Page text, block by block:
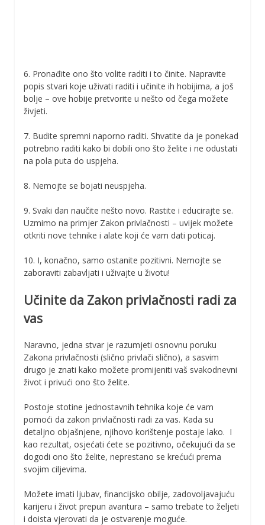
6. Pronađite ono što volite raditi i to činite. Napravite
popis stvari koje uživati raditi i učinite ih hobijima, a još
bolje – ove hobije pretvorite u nešto od čega možete
živjeti.
7. Budite spremni naporno raditi. Shvatite da je ponekad
potrebno raditi kako bi dobili ono što želite i ne odustati
na pola puta do uspjeha.
8. Nemojte se bojati neuspjeha.
9. Svaki dan naučite nešto novo. Rastite i educirajte se.
Uzmimo na primjer Zakon privlačnosti – uvijek možete
otkriti nove tehnike i alate koji će vam dati poticaj.
10. I, konačno, samo ostanite pozitivni. Nemojte se
zaboraviti zabavljati i uživajte u životu!
Učinite da Zakon privlačnosti radi za
vas
Naravno, jedna stvar je razumjeti osnovnu poruku
Zakona privlačnosti (slično privlači slično), a sasvim
drugo je znati kako možete promijeniti vaš svakodnevni
život i privući ono što želite.
Postoje stotine jednostavnih tehnika koje će vam
pomoći da zakon privlačnosti radi za vas. Kada su
detaljno objašnjene, njihovo korištenje postaje lako. I
kao rezultat, osjećati ćete se pozitivno, očekujući da se
dogodi ono što želite, neprestano se krećući prema
svojim ciljevima.
Možete imati ljubav, financijsko obilje, zadovoljavajuću
karijeru i život prepun avantura – samo trebate to željeti
i doista vjerovati da je ostvarenje moguće.